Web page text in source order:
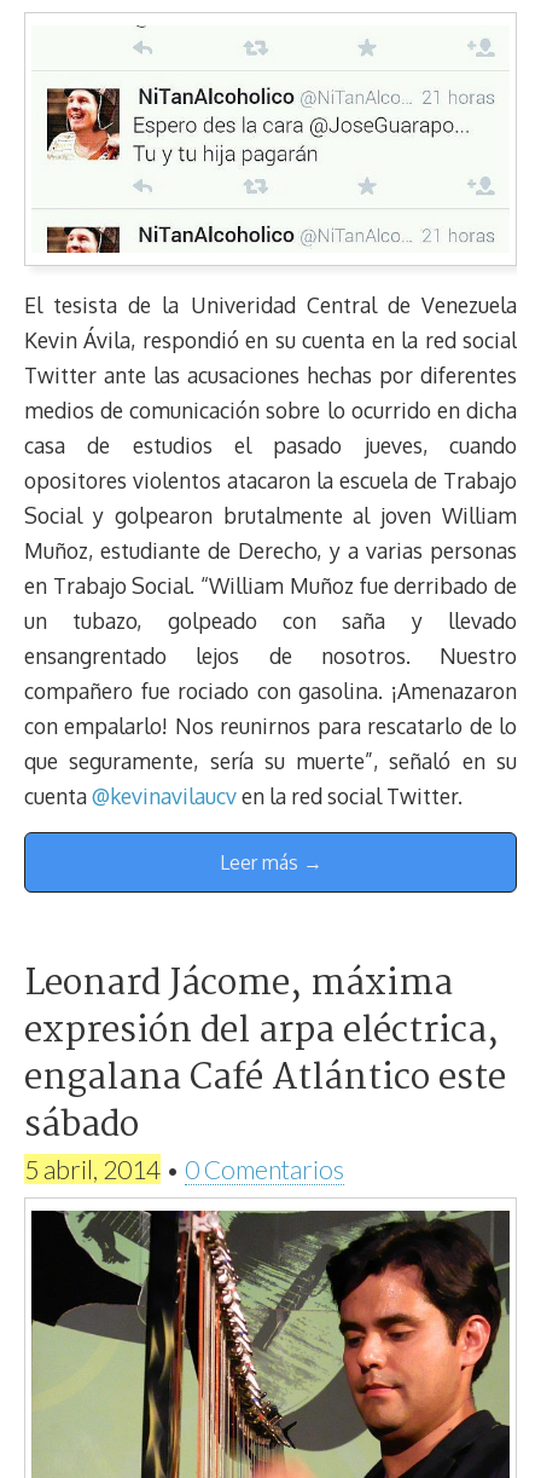
El tesista de la Univeridad Central de Venezuela
Kevin Ávila, respondió en su cuenta en la red social
Twitter ante las acusaciones hechas por diferentes
medios de comunicación sobre lo ocurrido en dicha
casa de estudios el pasado jueves, cuando
opositores violentos atacaron la escuela de Trabajo
Social y golpearon brutalmente al joven William
Muñoz, estudiante de Derecho, y a varias personas
en Trabajo Social. “William Muñoz fue derribado de
un tubazo, golpeado con saña y llevado
ensangrentado lejos de nosotros. Nuestro
compañero fue rociado con gasolina. ¡Amenazaron
con empalarlo! Nos reunirnos para rescatarlo de lo
que seguramente, sería su muerte”, señaló en su
cuenta@kevinavilaucven la red social Twitter.
Leer más →
Leonard Jácome, máxima
expresión del arpa eléctrica,
engalana Café Atlántico este
sábado
5 abril, 2014 • 0 Comentarios